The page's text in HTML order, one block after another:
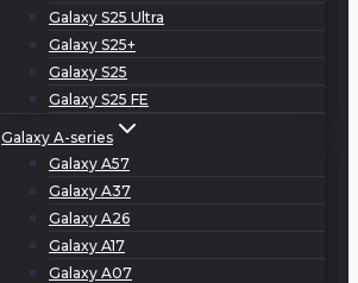
Galaxy S25 Ultra
Galaxy S25+
Galaxy S25
Galaxy S25 FE
Galaxy A-series
Galaxy A57
Galaxy A37
Galaxy A26
Galaxy A17
Galaxy A07